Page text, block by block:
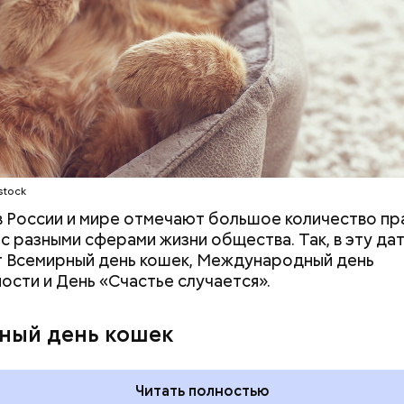
России и мире отмечают большое количество
с разными сферами жизни общества. Так, в эту
Всемирный день кошек, Международный день
и День «Счастье случается».
день кошек
Читать полностью
день холостяка